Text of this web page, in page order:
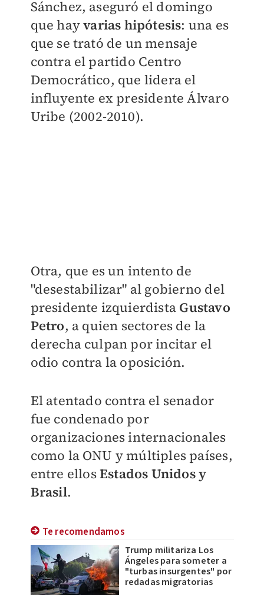
Sánchez, aseguró el domingo
que hayvarias hipótesis: una es
que se trató de un mensaje
contra el partido Centro
Democrático, que lidera el
influyente ex presidente Álvaro
Uribe (2002-2010).
Otra, que es un intento de
"desestabilizar" al gobierno del
presidente izquierdista Gustavo
Petro, a quien sectores de la
derecha culpan por incitar el
odio contra la oposición.
El atentado contra el senador
fue condenado por
organizaciones internacionales
como la ONU y múltiples países,
entre ellosEstados Unidos y
Brasil.
Te recomendamos
Trump militariza Los
Ángeles para someter a
"turbas insurgentes" por
redadas migratorias